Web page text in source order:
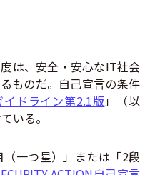
度は、安全・安心なIT社会
ものだ。自己宣言の条件
ドライン第2.1版」（以
いる。
一つ星）」または「2段